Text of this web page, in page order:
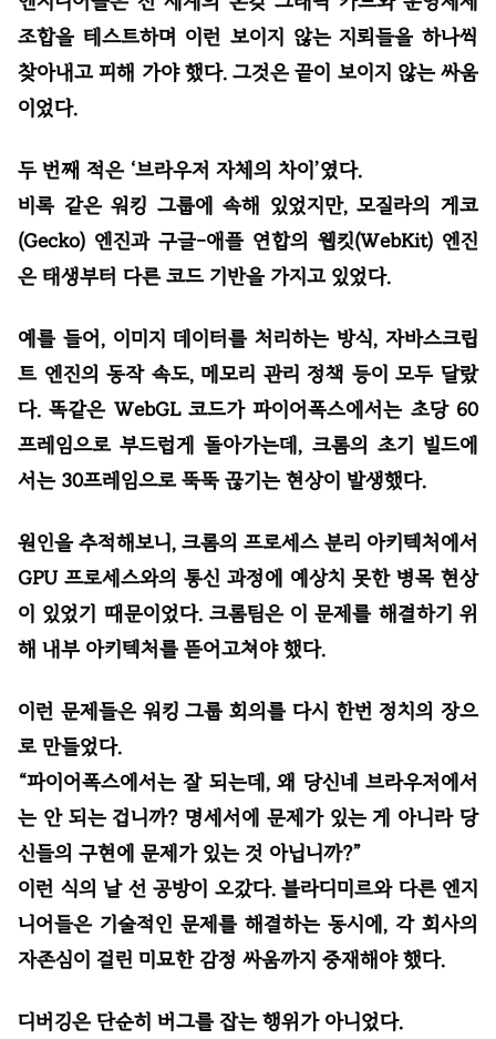
조합을 테스트하며 이런 보이지 않는 지뢰들을 하나씩
찾아내고 피해 가야 했다. 그것은 끝이 보이지 않는 싸움
이었다.
두 번째 적은 ‘브라우저 자체의 차이’였다.
비록 같은 워킹 그룹에 속해 있었지만, 모질라의 게코
(Gecko) 엔진과 구글-애플 연합의 웹킷(WebKit) 엔진
은 태생부터 다른 코드 기반을 가지고 있었다.
예를 들어, 이미지 데이터를 처리하는 방식, 자바스크립
트 엔진의 동작 속도, 메모리 관리 정책 등이 모두 달랐
다. 똑같은 WebGL 코드가 파이어폭스에서는 초당 60
프레임으로 부드럽게 돌아가는데, 크롬의 초기 빌드에
서는 30프레임으로 뚝뚝 끊기는 현상이 발생했다.
원인을 추적해보니, 크롬의 프로세스 분리 아키텍처에서
GPU 프로세스와의 통신 과정에 예상치 못한 병목 현상
이 있었기 때문이었다. 크롬팀은 이 문제를 해결하기 위
해 내부 아키텍처를 뜯어고쳐야 했다.
이런 문제들은 워킹 그룹 회의를 다시 한번 정치의 장으
로 만들었다.
“파이어폭스에서는 잘 되는데, 왜 당신네 브라우저에서
는 안 되는 겁니까? 명세서에 문제가 있는 게 아니라 당
신들의 구현에 문제가 있는 것 아닙니까?”
이런 식의 날 선 공방이 오갔다. 블라디미르와 다른 엔지
니어들은 기술적인 문제를 해결하는 동시에, 각 회사의
자존심이 걸린 미묘한 감정 싸움까지 중재해야 했다.
디버깅은 단순히 버그를 잡는 행위가 아니었다.